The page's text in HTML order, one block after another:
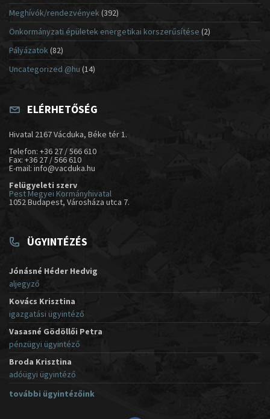
Meghívók/rendezvények (392)
Önkormányzati épületek energetikai korszerűsítése (2)
Pályázatok (82)
Uncategorized @hu (14)
ELÉRHETŐSÉG
Hivatal 2167 Vácduka, Béke tér 1.
Telefon: +36 27 / 566 610
Fax: +36 27 / 566 610
E-mail: info@vacduka.hu
Felügyeleti szerv
Pest Megyei Kormányhivatal
1052 Budapest, Városháza utca 7.
ÜGYINTÉZÉS
Jónásné Héder Hedvig
aljegyző
Kovács Krisztina
igazgatási ügyintéző
Vasasné Gödöllői Petra
pénzügyi ügyintéző
Broda Krisztina
adóügyi ügyintéző
további ügyintézőink